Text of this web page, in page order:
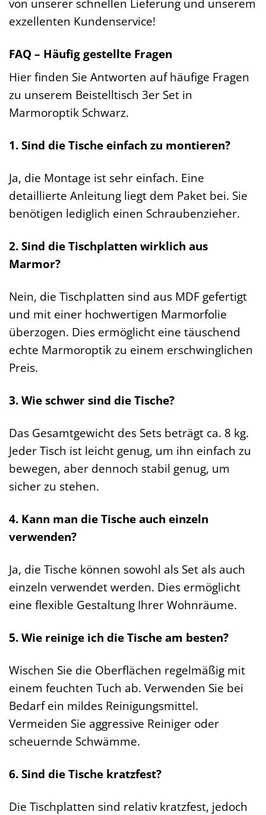
exzellenten Kundenservice!
FAQ – Häufig gestellte Fragen
Hier finden Sie Antworten auf häufige Fragen
zu unserem Beistelltisch 3er Set in
Marmoroptik Schwarz.
1. Sind die Tische einfach zu montieren?
Ja, die Montage ist sehr einfach. Eine
detaillierte Anleitung liegt dem Paket bei. Sie
benötigen lediglich einen Schraubenzieher.
2. Sind die Tischplatten wirklich aus
Marmor?
Nein, die Tischplatten sind aus MDF gefertigt
und mit einer hochwertigen Marmorfolie
überzogen. Dies ermöglicht eine täuschend
echte Marmoroptik zu einem erschwinglichen
Preis.
3. Wie schwer sind die Tische?
Das Gesamtgewicht des Sets beträgt ca. 8 kg.
Jeder Tisch ist leicht genug, um ihn einfach zu
bewegen, aber dennoch stabil genug, um
sicher zu stehen.
4. Kann man die Tische auch einzeln
verwenden?
Ja, die Tische können sowohl als Set als auch
einzeln verwendet werden. Dies ermöglicht
eine flexible Gestaltung Ihrer Wohnräume.
5. Wie reinige ich die Tische am besten?
Wischen Sie die Oberflächen regelmäßig mit
einem feuchten Tuch ab. Verwenden Sie bei
Bedarf ein mildes Reinigungsmittel.
Vermeiden Sie aggressive Reiniger oder
scheuernde Schwämme.
6. Sind die Tische kratzfest?
Die Tischplatten sind relativ kratzfest, jedoch